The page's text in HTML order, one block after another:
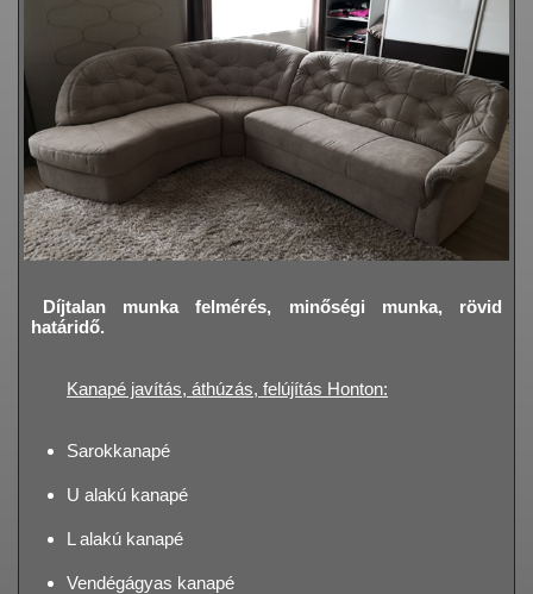
Díjtalan munka felmérés, minőségi munka, rövid
határidő.
Kanapé javítás, áthúzás, felújítás Honton:
Sarokkanapé
U alakú kanapé
L alakú kanapé
Vendégágyas kanapé